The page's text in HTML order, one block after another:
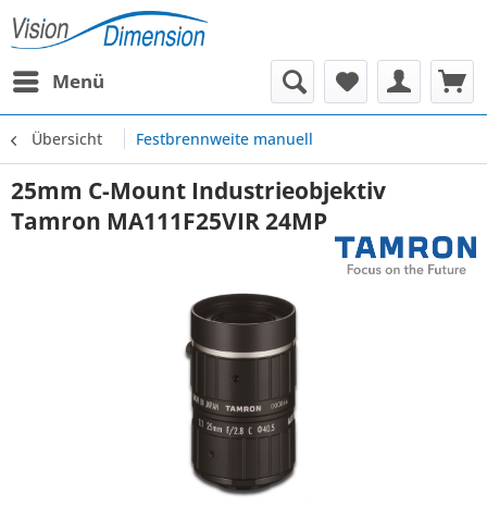
Menü
Übersicht Festbrennweite manuell
25mm C-Mount Industrieobjektiv
Tamron MA111F25VIR 24MP